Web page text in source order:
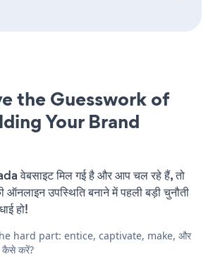
the Guesswork of
Your Brand
वेबसाइट मिल गई है और आप चल रहे हैं, तो
उपस्थिति बनाने में पहली बड़ी चुनौती
हो!
hard part: entice, captivate, make, और
कैसे करें?